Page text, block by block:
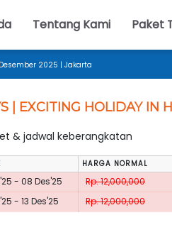
Tentang Kami Paket
2025 | Jakarta
| EXCITING HOLIDAY IN
& jadwal keberangkatan
HARGA NORMAL
- 08 Des'25 Rp. 12,000,000
- 13 Des'25
Rp. 12,000,000